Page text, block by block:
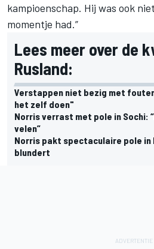
kampioenschap. Hij was ook
momentje had.”
Lees meer over de
Rusland:
Verstappen niet bezig met
het zelf doen"
Norris verrast met pole in Sochi:
velen”
Norris pakt spectaculaire pole in
blundert